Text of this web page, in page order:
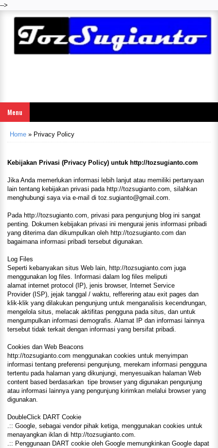
-->
Menu
Home » Privacy Policy
Kebijakan Privasi (Privacy Policy) untuk http://tozsugianto.com
Jika Anda memerlukan informasi lebih lanjut atau memiliki pertanyaan
lain tentang kebijakan privasi pada http://tozsugianto.com, silahkan
menghubungi saya via e-mail di toz.sugianto@gmail.com.
Pada http://tozsugianto.com, privasi para pengunjung blog ini sangat
penting. Dokumen kebijakan privasi ini mengurai jenis informasi pribadi
yang diterima dan dikumpulkan oleh http://tozsugianto.com dan
bagaimana informasi pribadi tersebut digunakan.
Log Files
Seperti kebanyakan situs Web lain, http://tozsugianto.com juga
menggunakan log files. Informasi dalam log files meliputi
alamat internet protocol (IP), jenis browser, Internet Service
Provider (ISP), jejak tanggal / waktu, refferering atau exit pages dan
klik-klik yang dilakukan pengunjung untuk menganalisis kecendrungan,
mengelola situs, melacak aktifitas pengguna pada situs, dan untuk
mengumpulkan informasi demografis. Alamat IP dan informasi lainnya
tersebut tidak terkait dengan informasi yang bersifat pribadi.
Cookies dan Web Beacons
http://tozsugianto.com menggunakan cookies untuk menyimpan
informasi tentang preferensi pengunjung, merekam informasi pengguna
tertentu pada halaman yang dikunjungi, menyesuaikan halaman Web
content based berdasarkan tipe browser yang digunakan pengunjung
atau informasi lainnya yang pengunjung kirimkan melalui browser yang
digunakan.
DoubleClick DART Cookie
.:: Google, sebagai vendor pihak ketiga, menggunakan cookies untuk
menayangkan iklan di http://tozsugianto.com.
.:: Penggunaan DART cookie oleh Google memungkinkan Google dapat